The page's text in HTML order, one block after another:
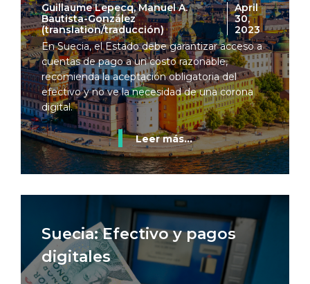
Guillaume Lepecq, Manuel A.
Bautista-González
(translation/traducción)
April
30,
2023
En Suecia, el Estado debe garantizar acceso a
cuentas de pago a un costo razonable,
recomienda la aceptación obligatoria del
efectivo y no ve la necesidad de una corona
digital.
Leer más...
Suecia: Efectivo y pagos
digitales